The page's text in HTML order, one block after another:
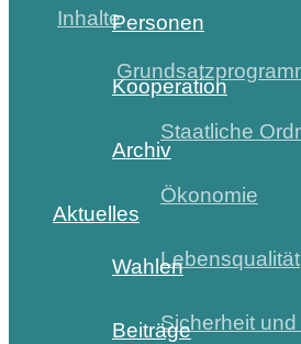
Inhalte
Staatliche
Ökonomie
Lebensqualität
Sicherheit
Personen
Kooperation
Archiv
Aktuelles
Wahlen
Beiträge